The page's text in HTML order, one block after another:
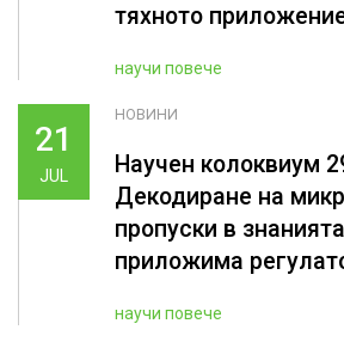
тяхното
научи повече
21
JUL
НОВИНИ
Научен колоквиум
Декодиране на
пропуски в
приложима
научи повече